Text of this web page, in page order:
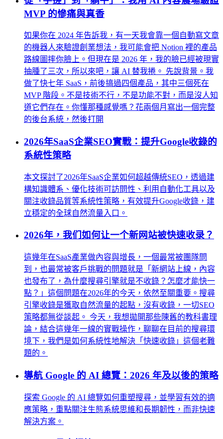
MVP 的慘痛與真香
如果你在 2024 年告訴我，有一天我會靠一個自動寫文章
的機器人來驗證創業想法，我可能會把 Notion 裡的產品
路線圖摔你臉上。但現在是 2026 年，我的臉已經被現實
抽腫了三次，所以來吧，讓 AI 替我捲。 先說背景。我
做了快七年 SaaS，前後搞過四個產品，其中三個死在
MVP 階段。不是技術不行，不是功能不對，而是沒人知
道它們存在。你懂那種感覺嗎？花兩個月寫出一個完整
的後台系統，然後打開
2026年SaaS企業SEO實戰：提升Google收錄的
系統性策略
本文探討了2026年SaaS企業如何超越傳統SEO，透過建
構知識體系、優化技術可訪問性、利用自動化工具以及
關注收錄品質等系統性策略，有效提升Google收錄，建
立穩定的全球自然流量入口。
2026年，我们如何让一个新网站被快速收录？
這幾年在SaaS產業做內容與增長，一個最常被團隊問
到，也最常被客戶挑戰的問題就是「新網站上線，內容
也發布了，為什麼搜尋引擎就是不收錄？怎麼才能快一
點？」這個問題在2026年的今天，依然至關重要。搜尋
引擎收錄是獲取自然流量的起點，沒有收錄，一切SEO
策略都無從談起。 今天，我想拋開那些陳舊的教科書理
論，結合這幾年一線的實戰操作，聊聊在目前的搜尋環
境下，我們是如何系統性地解決「快速收錄」這個老難
題的。
導航 Google 的 AI 總覽：2026 年及以後的策略
探索 Google 的 AI 總覽如何重塑搜尋，並學習有效的適
應策略，重點關注生態系統思維和長期韌性，而非快速
解決方案。